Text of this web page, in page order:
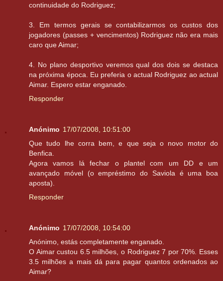
continuidade do Rodriguez;
3. Em termos gerais se contabilizarmos os custos dos
jogadores (passes + vencimentos) Rodriguez não era mais
caro que Aimar;
4. No plano desportivo veremos qual dos dois se destaca
na próxima época. Eu preferia o actual Rodriguez ao actual
Aimar. Espero estar enganado.
Responder
Anónimo 17/07/2008, 10:51:00
Que tudo lhe corra bem, e que seja o novo motor do
Benfica.
Agora vamos lá fechar o plantel com um DD e um
avançado móvel (o empréstimo do Saviola é uma boa
aposta).
Responder
Anónimo 17/07/2008, 10:54:00
Anónimo, estás completamente enganado.
O Aimar custou 6.5 milhões, o Rodriguez 7 por 70%. Esses
3.5 milhões a mais dá para pagar quantos ordenados ao
Aimar?